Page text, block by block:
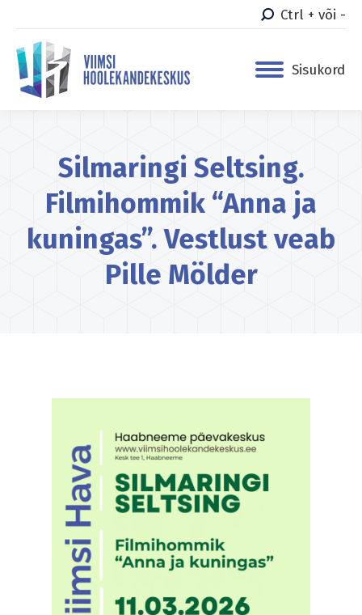
Ctrl + või -
Sisukord
Silmaringi Seltsing.
Filmihommik “Anna ja
kuningas”. Vestlust veab
Pille Mölder